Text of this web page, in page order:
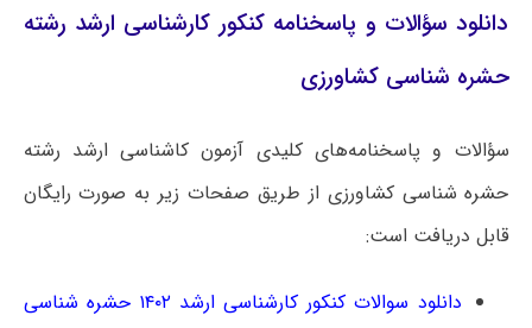
دانلود سؤالات و پاسخنامه کنکور کارشناسی ارشد رشته
حشره شناسی کشاورزی
سؤالات و پاسخنامه‌های کلیدی آزمون کاشناسی ارشد رشته
حشره شناسی کشاورزی از طریق صفحات زیر به صورت رایگان
قابل دریافت است:
دانلود سوالات کنکور کارشناسی ارشد ۱۴۰۲ حشره شناسی